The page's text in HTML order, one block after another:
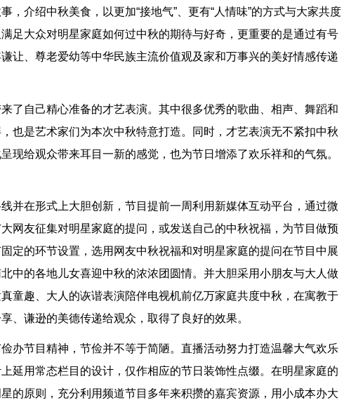
，介绍中秋美食，以更加“接地气”、更有“人情味”的方式与大家共度
足大众对明星家庭如何过中秋的期待与好奇，更重要的是通过有号
让、尊老爱幼等中华民族主流价值观及家和万事兴的美好情感传递
。
了自己精心准备的才艺表演。其中很多优秀的歌曲、相声、舞蹈和
也是艺术家们为本次中秋特意打造。同时，才艺表演无不紧扣中秋
现给观众带来耳目一新的感觉，也为节日增添了欢乐祥和的气氛。
并在形式上大胆创新，节目提前一周利用新媒体互动平台，通过微
网友征集对明星家庭的提问，或发送自己的中秋祝福，为节目做预
定的环节设置，选用网友中秋祝福和对明星家庭的提问在节目中展
中的各地儿女喜迎中秋的浓浓团圆情。并大胆采用小朋友与大人做
童趣、大人的诙谐表演陪伴电视机前亿万家庭共度中秋，在寓教于
享、谦逊的美德传递给观众，取得了良好的效果。
办节目精神，节俭并不等于简陋。直播活动努力打造温馨大气欢乐
延用常态栏目的设计，仅作相应的节日装饰性点缀。在明星家庭的
的原则，充分利用频道节目多年来积攒的嘉宾资源，用小成本办大